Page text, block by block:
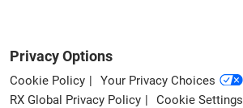
Privacy Options
Cookie Policy
Your Privacy Choices
RX Global Privacy Policy
Cookie Settings